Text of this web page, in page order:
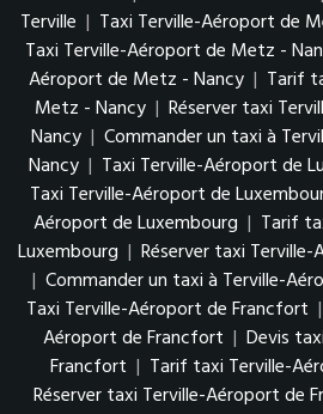
Terville | Taxi Terville-Aéroport de
Taxi Terville-Aéroport de Metz -
Aéroport de Metz - Nancy | Tarif
Metz - Nancy | Réserver taxi
Nancy | Commander un taxi à
Nancy | Taxi Terville-Aéroport de
Taxi Terville-Aéroport de
Aéroport de Luxembourg | Tarif
Luxembourg | Réserver taxi
| Commander un taxi à Terville-
Taxi Terville-Aéroport de Francfort |
Aéroport de Francfort | Devis
Francfort | Tarif taxi Terville-
Réserver taxi Terville-Aéroport de